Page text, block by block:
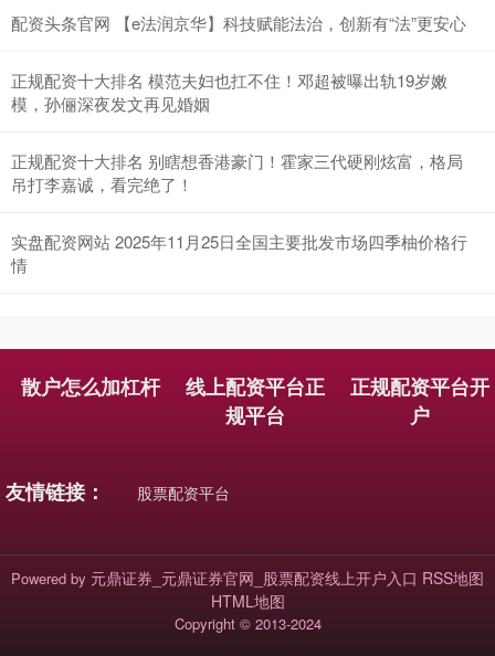
创业板指 3515.56 -19.58 -0.55%
配资头条官网 【e法润京华】科技赋能法治，创新有“法”更安心
正规配资十大排名 模范夫妇也扛不住！邓超被曝出轨19岁嫩
模，孙俪深夜发文再见婚姻
正规配资十大排名 别瞎想香港豪门！霍家三代硬刚炫富，格局
吊打李嘉诚，看完绝了！
实盘配资网站 2025年11月25日全国主要批发市场四季柚价格行
情
散户怎么加杠杆
线上配资平台正
规平台
正规配资平台开
户
友情链接： 股票配资平台
Powered by 元鼎证券_元鼎证券官网_股票配资线上开户入口 RSS地图
HTML地图
Copyright © 2013-2024